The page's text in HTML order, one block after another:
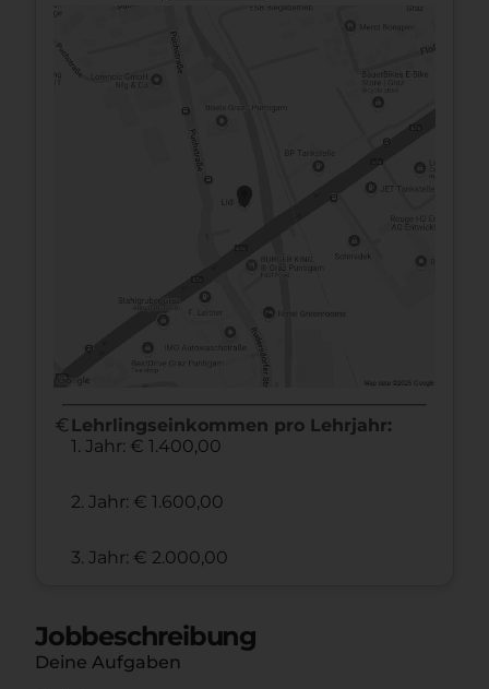
euro Lehrlingseinkommen pro Lehrjahr:
1. Jahr: € 1.400,00
2. Jahr: € 1.600,00
3. Jahr: € 2.000,00
Jobbeschreibung
Deine Aufgaben